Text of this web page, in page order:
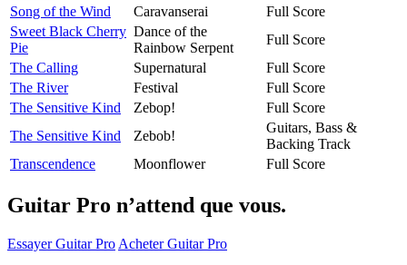
Song of the Wind
Caravanserai
Full Score
Sweet Black Cherry
Pie
Dance of the
Rainbow Serpent
Full Score
The Calling
Supernatural
Full Score
The River
Festival
Full Score
The Sensitive Kind
Zebop!
Full Score
The Sensitive Kind
Zebob!
Guitars, Bass &
Backing Track
Transcendence
Moonflower Full Score
Guitar Pro n’attend que vous.
Essayer Guitar Pro Acheter Guitar Pro